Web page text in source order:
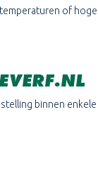
of
binnen enkele